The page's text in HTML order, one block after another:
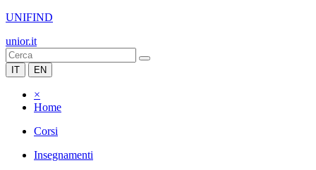
UNIFIND
unior.it
IT EN
×
Home
Corsi
Insegnamenti